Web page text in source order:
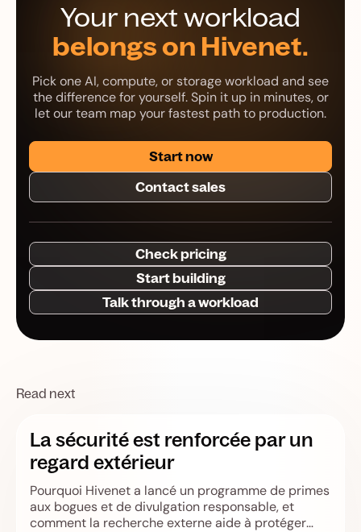
Your next workload
belongs on Hivenet.
Pick one AI, compute, or storage workload and see
the difference for yourself. Spin it up in minutes, or
let our team map your fastest path to production.
Start now
Contact sales
Check pricing
Start building
Talk through a workload
Read next
La sécurité est renforcée par un
regard extérieur
Pourquoi Hivenet a lancé un programme de primes
aux bogues et de divulgation responsable, et
comment la recherche externe aide à protéger